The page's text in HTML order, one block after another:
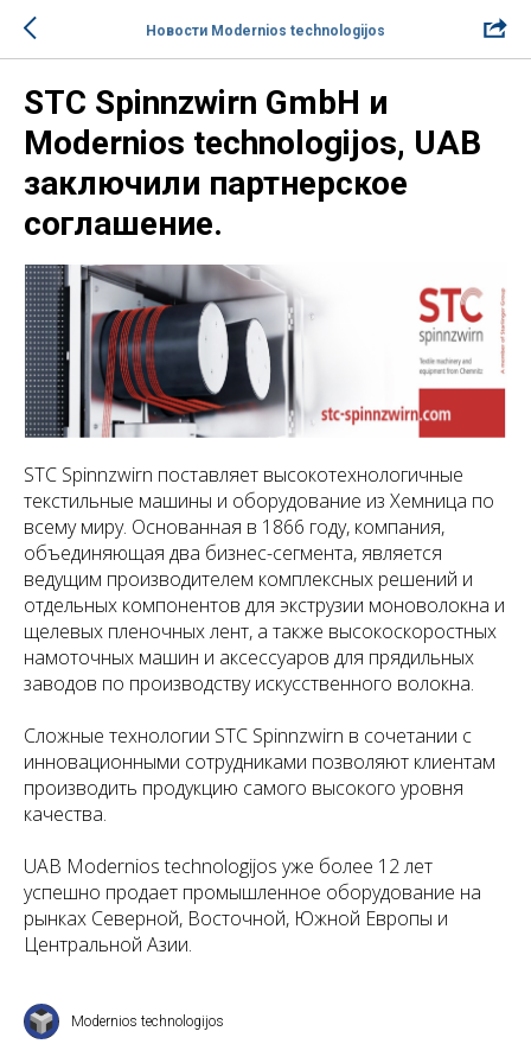
Новости Modernios technologijos
STC Spinnzwirn GmbH и
Modernios technologijos, UAB
заключили партнерское
соглашение.
STC Spinnzwirn поставляет высокотехнологичные
текстильные машины и оборудование из Хемница по
всему миру. Основанная в 1866 году, компания,
объединяющая два бизнес-сегмента, является
ведущим производителем комплексных решений и
отдельных компонентов для экструзии моноволокна и
щелевых пленочных лент, а также высокоскоростных
намоточных машин и аксессуаров для прядильных
заводов по производству искусственного волокна.
Сложные технологии STC Spinnzwirn в сочетании с
инновационными сотрудниками позволяют клиентам
производить продукцию самого высокого уровня
качества.
UAB Modernios technologijos уже более 12 лет
успешно продает промышленное оборудование на
рынках Северной, Восточной, Южной Европы и
Центральной Азии.
Modernios technologijos